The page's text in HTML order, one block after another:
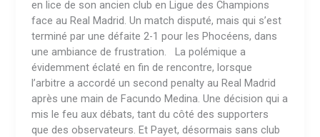
en lice de son ancien club en Ligue des Champions
face au Real Madrid. Un match disputé, mais qui s’est
terminé par une défaite 2-1 pour les Phocéens, dans
une ambiance de frustration. La polémique a
évidemment éclaté en fin de rencontre, lorsque
l’arbitre a accordé un second penalty au Real Madrid
après une main de Facundo Medina. Une décision qui a
mis le feu aux débats, tant du côté des supporters
que des observateurs. Et Payet, désormais sans club